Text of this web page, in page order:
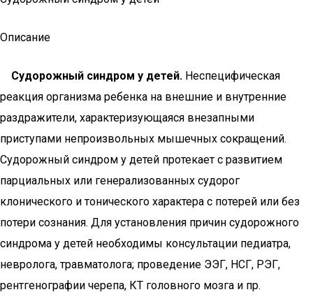
Описание
Судорожный синдром у детей. Неспецифическая
реакция организма ребенка на внешние и внутренние
раздражители, характеризующаяся внезапными
приступами непроизвольных мышечных сокращений.
Судорожный синдром у детей протекает с развитием
парциальных или генерализованных судорог
клонического и тонического характера с потерей или без
потери сознания. Для установления причин судорожного
синдрома у детей необходимы консультации педиатра,
невролога, травматолога; проведение ЭЭГ, НСГ, РЭГ,
рентгенографии черепа, КТ головного мозга и пр.